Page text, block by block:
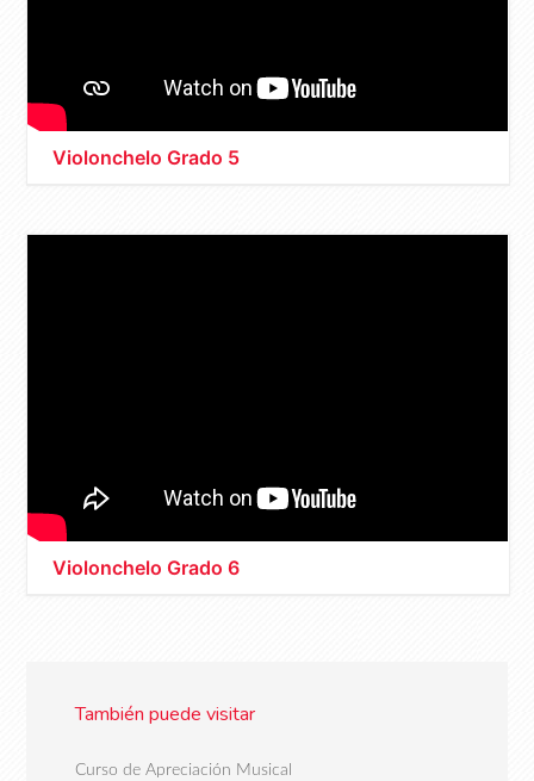
Violonchelo Grado 5
Violonchelo Grado 6
También puede visitar
Curso de Apreciación Musical